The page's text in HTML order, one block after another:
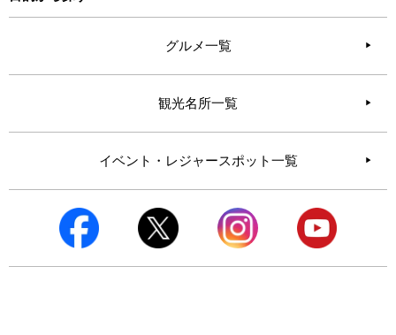
グルメ一覧
観光名所一覧
イベント・レジャースポット一覧